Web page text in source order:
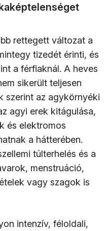
rettegett változat a
tizedét érinti, és
a férfiaknál. A heves
sikerült teljesen
szerint az agykörnyéki
agyi erek kitágulása,
és elektromos
a hátterében.
túlterhelés és a
menstruáció,
vagy szagok is
intenzív, féloldali,